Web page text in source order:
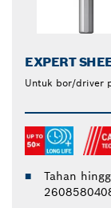
EXPERT
Untuk bor/driver
Tahan